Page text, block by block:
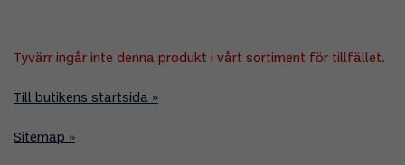
Tyvärr ingår inte denna produkt i vårt sortiment för tillfället.
Till butikens startsida »
Sitemap »